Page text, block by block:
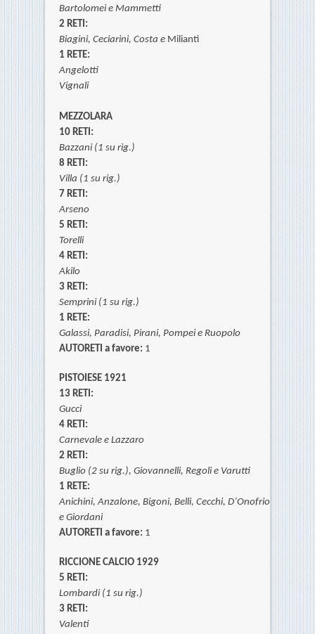
Bartolomei e Mammetti
2 RETI:
Biagini, Ceciarini, Costa e Milianti
1 RETE:
Angelotti
Vignali
MEZZOLARA
10 RETI:
Bazzani (1 su rig.)
8 RETI:
Villa (1 su rig.)
7 RETI:
Arseno
5 RETI:
Torelli
4 RETI:
Akilo
3 RETI:
Semprini (1 su rig.)
1 RETE:
Galassi, Paradisi, Pirani, Pompei e Ruopolo
AUTORETI a favore: 1
PISTOIESE 1921
13 RETI:
Gucci
4 RETI:
Carnevale e Lazzaro
2 RETI:
Buglio (2 su rig.), Giovannelli, Regoli e Varutti
1 RETE:
Anichini,Anzalone, Bigoni, Belli, Cecchi, D’Onofrio
e Giordani
AUTORETI a favore: 1
RICCIONE CALCIO 1929
5 RETI:
Lombardi (1 su rig.)
3 RETI:
Valenti